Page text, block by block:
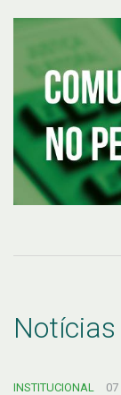
INSTITUCIONAL